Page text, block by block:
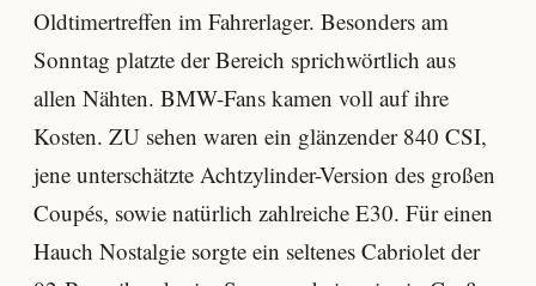
Oldtimertreffen im Fahrerlager. Besonders am
Sonntag platzte der Bereich sprichwörtlich aus
allen Nähten. BMW-Fans kamen voll auf ihre
Kosten. ZU sehen waren ein glänzender 840 CSI,
jene unterschätzte Achtzylinder-Version des großen
Coupés, sowie natürlich zahlreiche E30. Für einen
Hauch Nostalgie sorgte ein seltenes Cabriolet der